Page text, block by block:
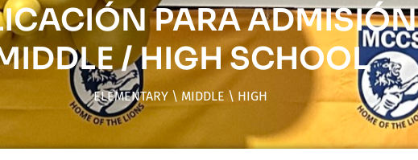
PARA ADMISIÓN
/ HIGH SCHOOL
ELEMENTARY \ MIDDLE \ HIGH